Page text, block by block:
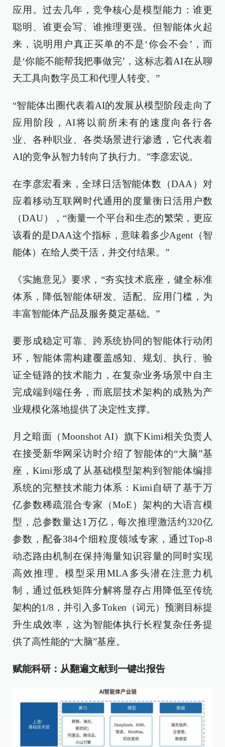
应用。过去几年，竞争核心是模型能力：谁更
聪明、谁更会写、谁推理更强。但智能体火起
来，说明用户真正买单的不是‘你会不会’，而
是‘你能不能帮我把事做完’，这标志着AI在从聊
天工具向数字员工和代理人转变。”
“智能体出圈代表着AI的发展从模型阶段走向了
应用阶段，AI将以前所未有的速度向各行各
业、各种职业、各类场景进行渗透，它代表着
AI的竞争从智力转向了执行力。”李彦宏说。
在李彦宏看来，全球日活智能体数（DAA）对
应着移动互联网时代通用的度量衡日活用户数
（DAU），“衡量一个平台和生态的繁荣，更应
该看的是DAA这个指标，意味着多少Agent（智
能体）在给人类干活，并交付结果。”
《实施意见》要求，“夯实技术底座，健全标准
体系，降低智能体研发、适配、应用门槛，为
丰富智能体产品及服务奠定基础。”
要形成稳定可靠、跨系统协同的智能体行动闭
环，智能体需构建覆盖感知、规划、执行、验
证全链路的技术能力，在复杂业务场景中自主
完成端到端任务，而底层技术架构的成熟为产
业规模化落地提供了决定性支撑。
月之暗面（Moonshot AI）旗下Kimi相关负责人
在接受新华网采访时介绍了智能体的“大脑”基
座，Kimi形成了从基础模型架构到智能体编排
系统的完整技术能力体系：Kimi自研了基于万
亿参数稀疏混合专家（MoE）架构的大语言模
型，总参数量达1万亿，每次推理激活约320亿
参数，配备384个细粒度领域专家，通过Top-8
动态路由机制在保持海量知识容量的同时实现
高效推理。模型采用MLA多头潜在注意力机
制，通过低秩矩阵分解将显存占用降低至传统
架构的1/8，并引入多Token（词元）预测目标提
升生成效率，这为智能体执行长程复杂任务提
供了高性能的“大脑”基座。
赋能科研：从翻遍文献到一键出报告